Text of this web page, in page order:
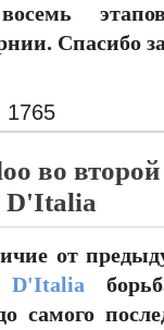
восемь
Спасибо
во
D'Italia
от
самого